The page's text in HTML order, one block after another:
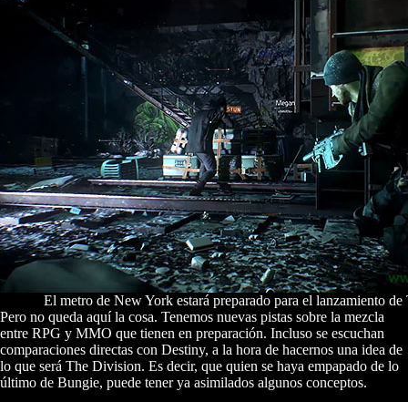
El metro de New York estará preparado para el lanzamiento
Pero no queda aquí la cosa. Tenemos nuevas pistas sobre la mezcla
entre RPG y MMO que tienen en preparación. Incluso se escuchan
comparaciones directas con Destiny, a la hora de hacernos una idea de
lo que será The Division. Es decir, que quien se haya empapado de lo
último de Bungie, puede tener ya asimilados algunos conceptos.